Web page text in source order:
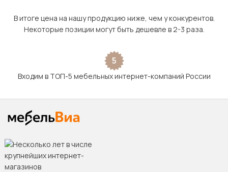
В итоге цена на нашу продукцию ниже, чем у конкурентов.
Некоторые позиции могут быть дешевле в 2-3 раза.
5
Входим в ТОП-5 мебельных интернет-компаний России